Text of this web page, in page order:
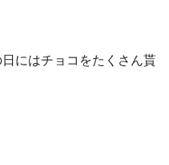
にはチョコをたくさん貰